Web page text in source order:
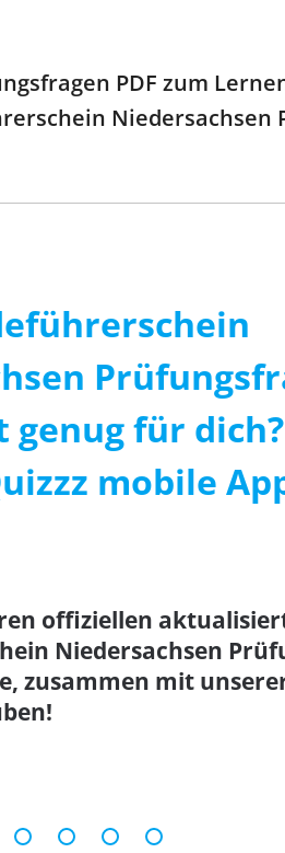
PDF zum
Niedersachsen
genug für
mobile
offiziellen
Niedersachsen
zusammen mit